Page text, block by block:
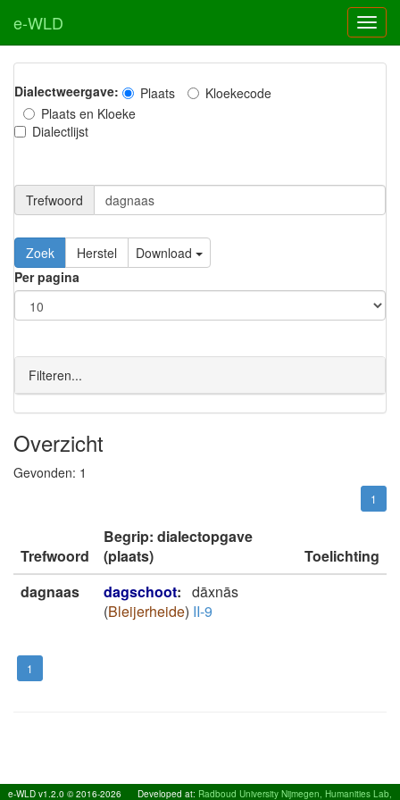
e-WLD
Dialectweergave: Plaats
Kloekecode
Plaats en Kloeke
Dialectlijst
Trefwoord
Download
Per pagina
Filteren...
Overzicht
Gevonden: 1
1
Trefwoord
Begrip: dialectopgave
(plaats)
Toelichting
dagnaas
dagschoot: dāxnās
(Bleijerheide) II-9
1
e-WLD v1.2.0 © 2016-2026 Developed at: Radboud University Nijmegen, Humanities Lab,